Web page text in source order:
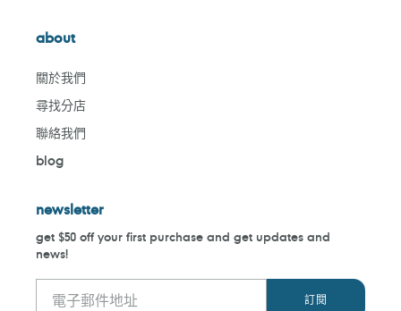
about
關於我們
尋找分店
聯絡我們
blog
newsletter
get $50 off your first purchase and get updates and
news!